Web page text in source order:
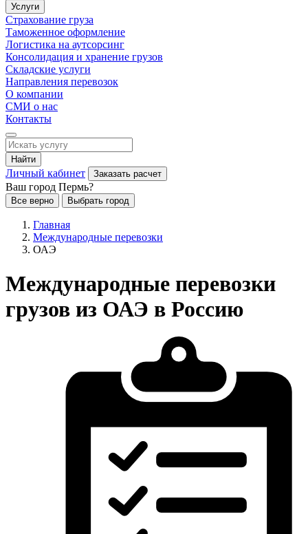
Услуги
Страхование груза
Таможенное оформление
Логистика на аутсорсинг
Консолидация и хранение грузов
Складские услуги
Направления перевозок
О компании
СМИ о нас
Контакты
Найти
Личный кабинет Заказать расчет
Ваш город Пермь?
Все верно Выбрать город
Главная
Международные перевозки
ОАЭ
Международные перевозки
грузов из ОАЭ в Россию